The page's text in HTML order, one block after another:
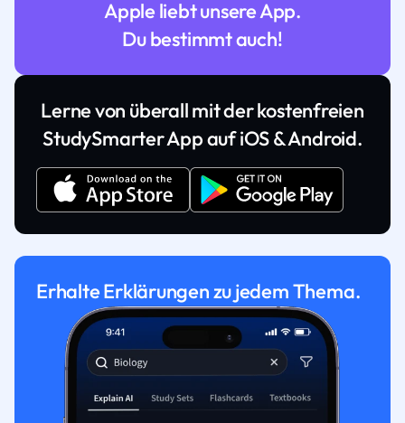
Apple liebt unsere App.
Du bestimmt auch!
Lerne von überall mit der kostenfreien
StudySmarter App auf iOS & Android.
Erhalte Erklärungen zu jedem Thema.